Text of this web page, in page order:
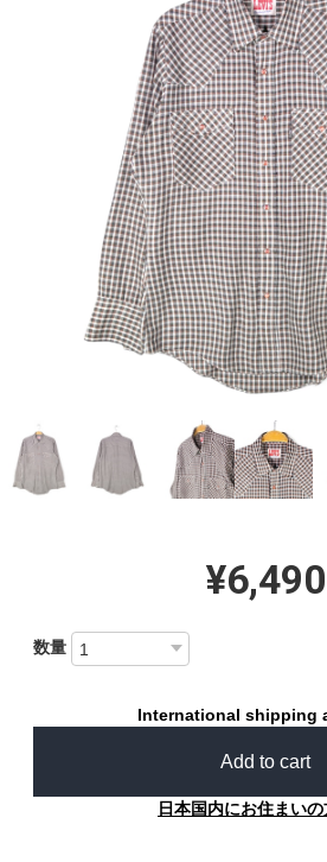
¥6,490
数量
International shipping
Add to cart
日本国内にお住まい